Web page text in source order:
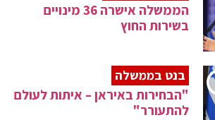
הממשלה אישרה 36 מינויים
בשירות החוץ
בנט בממשלה
"הבחירות באיראן – איתות לעולם
להתעורר"